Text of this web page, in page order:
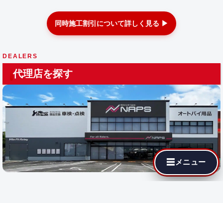
同時施工割引について詳しく見る ▶
DEALERS
代理店を探す
☰ メニュー